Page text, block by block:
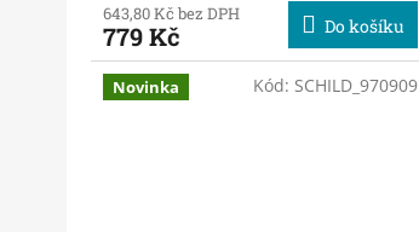
643,80 Kč bez DPH
779 Kč Do košíku
Novinka Kód: SCHILD_970909